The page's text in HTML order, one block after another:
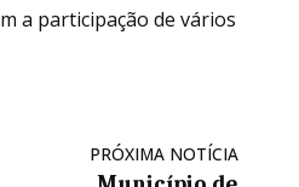
a participação de vários
PRÓXIMA NOTÍCIA